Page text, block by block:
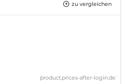
zu vergleichen
`product.prices-after-login.de`